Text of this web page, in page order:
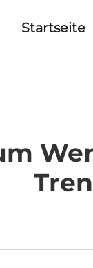
Startseite